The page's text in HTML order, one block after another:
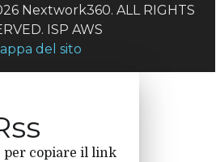
Nextwork360. ALL RIGHTS
ISP AWS
del sito
per copiare il link